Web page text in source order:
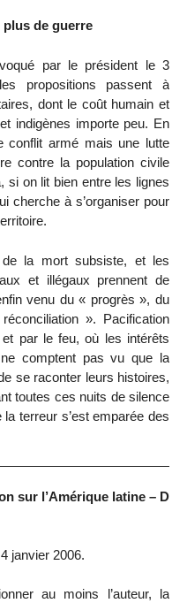
de guerre
par le président le 3
propositions passent à
dont le coût humain et
indigènes importe peu. En
conflit armé mais une lutte
contre la population civile
si on lit bien entre les lignes
cherche à s’organiser pour
la mort subsiste, et les
et illégaux prennent de
venu du « progrès », du
». Pacification
par le feu, où les intérêts
comptent pas vu que la
se raconter leurs histoires,
toutes ces nuits de silence
terreur s’est emparée des
sur l’Amérique latine – D
janvier 2006.
au moins l’auteur, la